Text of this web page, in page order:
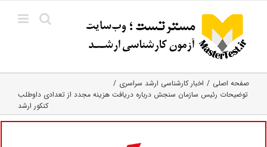
content
صفحه اصلی
اخبار کارشناسی ارشد سراسری
توضیحات رئیس سازمان سنجش درباره دریافت هزینه مجدد از تعدادی داوطلب
کنکور ارشد